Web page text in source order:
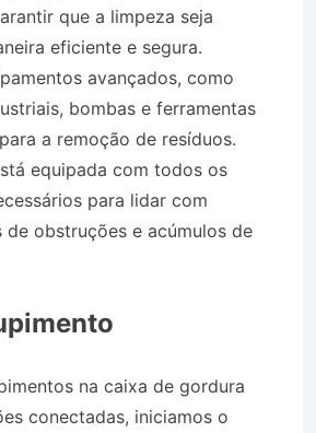
que a limpeza seja
eficiente e segura.
avançados, como
bombas e ferramentas
a remoção de resíduos.
equipada com todos os
para lidar com
obstruções e acúmulos de
na caixa de gordura
conectadas, iniciamos o